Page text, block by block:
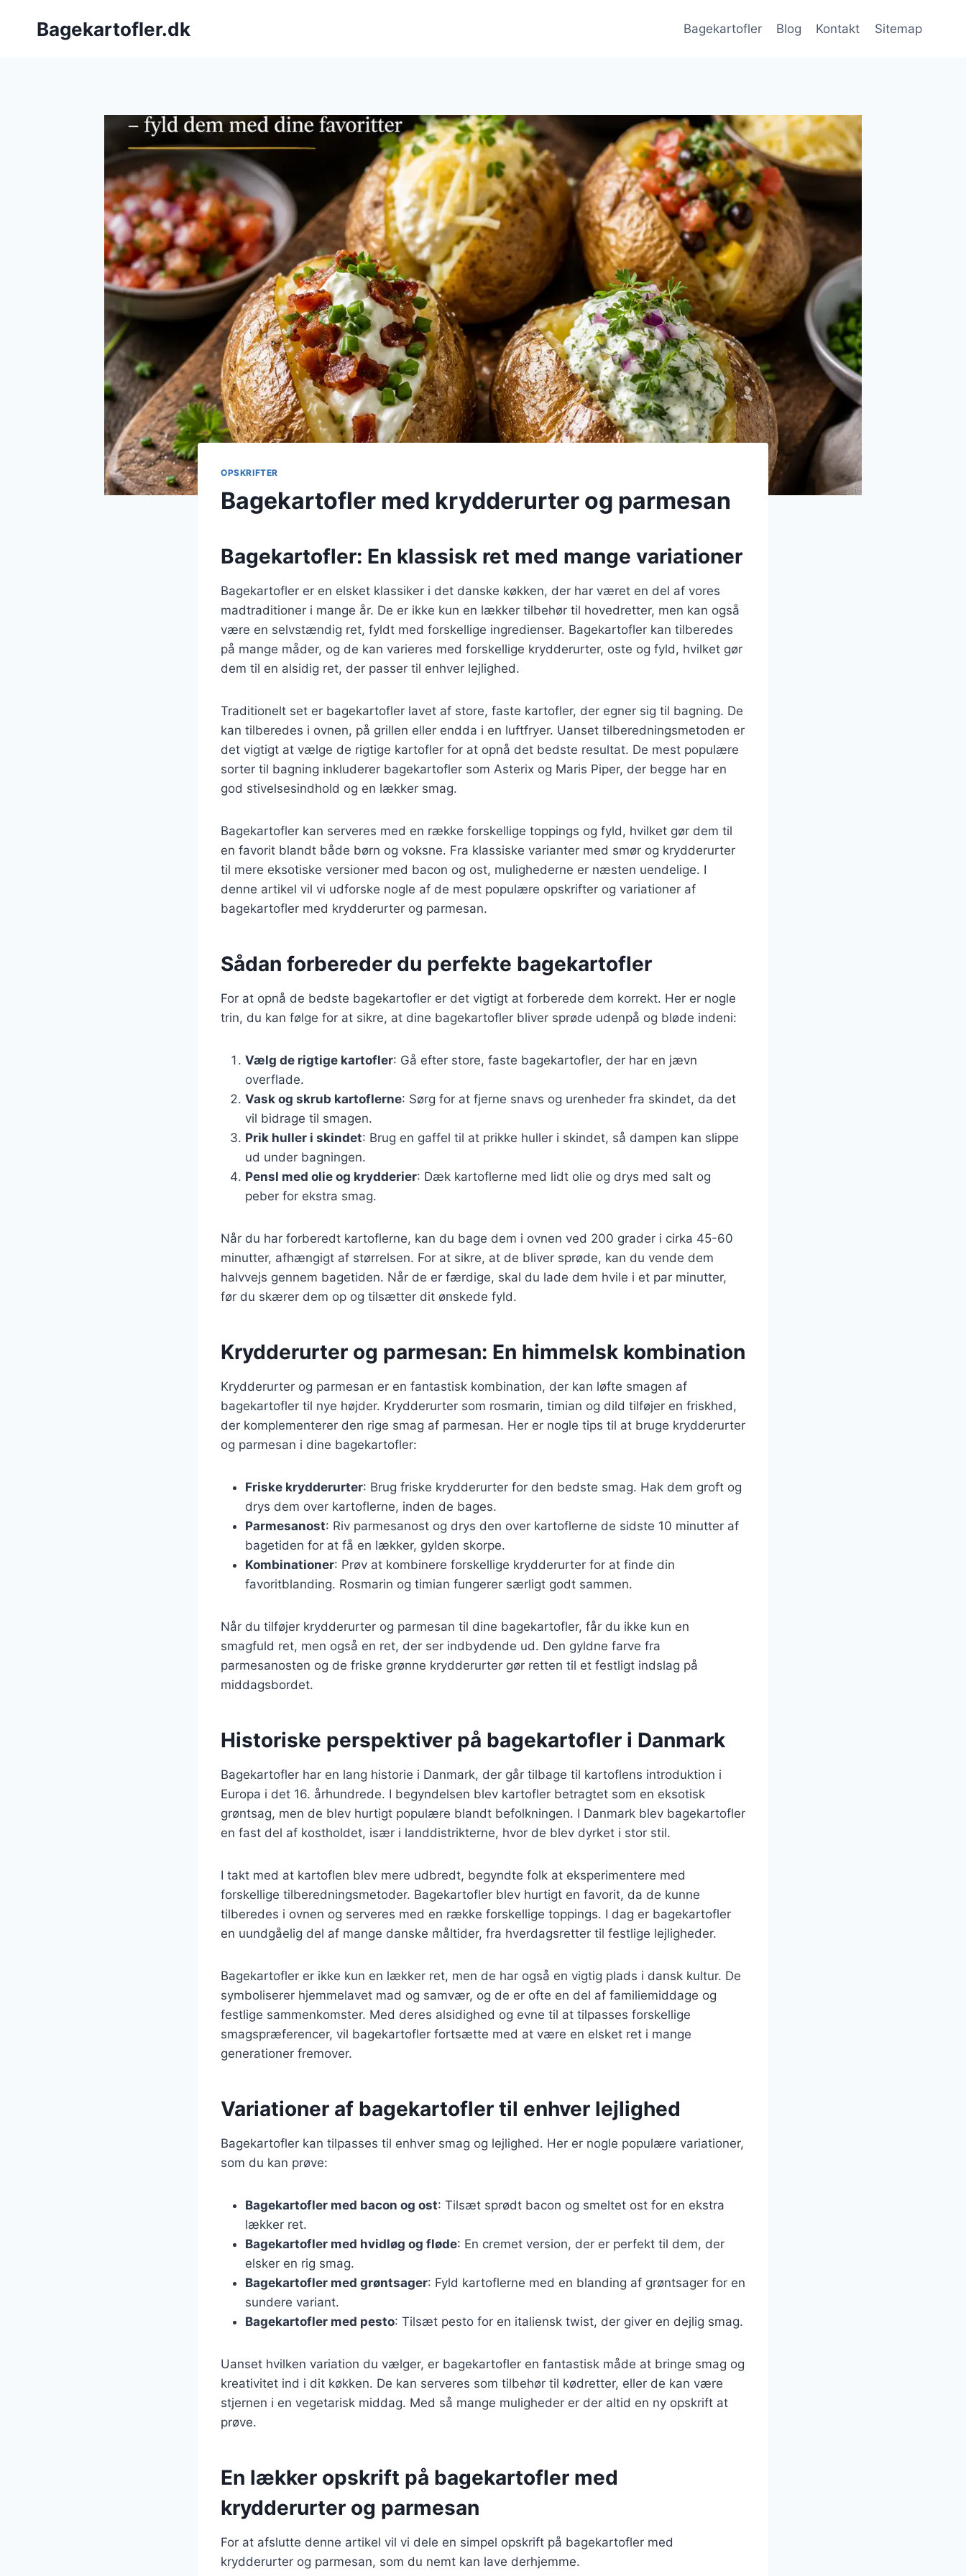
Bagekartofler.dk Bagekartofler Blog Kontakt Sitemap
OPSKRIFTER
Bagekartofler med krydderurter og parmesan
Bagekartofler: En klassisk ret med mange variationer
Bagekartofler er en elsket klassiker i det danske køkken, der har været en del af vores
madtraditioner i mange år. De er ikke kun en lækker tilbehør til hovedretter, men kan også
være en selvstændig ret, fyldt med forskellige ingredienser. Bagekartofler kan tilberedes
på mange måder, og de kan varieres med forskellige krydderurter, oste og fyld, hvilket gør
dem til en alsidig ret, der passer til enhver lejlighed.
Traditionelt set er bagekartofler lavet af store, faste kartofler, der egner sig til bagning. De
kan tilberedes i ovnen, på grillen eller endda i en luftfryer. Uanset tilberedningsmetoden er
det vigtigt at vælge de rigtige kartofler for at opnå det bedste resultat. De mest populære
sorter til bagning inkluderer bagekartofler som Asterix og Maris Piper, der begge har en
god stivelsesindhold og en lækker smag.
Bagekartofler kan serveres med en række forskellige toppings og fyld, hvilket gør dem til
en favorit blandt både børn og voksne. Fra klassiske varianter med smør og krydderurter
til mere eksotiske versioner med bacon og ost, mulighederne er næsten uendelige. I
denne artikel vil vi udforske nogle af de mest populære opskrifter og variationer af
bagekartofler med krydderurter og parmesan.
Sådan forbereder du perfekte bagekartofler
For at opnå de bedste bagekartofler er det vigtigt at forberede dem korrekt. Her er nogle
trin, du kan følge for at sikre, at dine bagekartofler bliver sprøde udenpå og bløde indeni:
Vælg de rigtige kartofler: Gå efter store, faste bagekartofler, der har en jævn
overflade.
Vask og skrub kartoflerne: Sørg for at fjerne snavs og urenheder fra skindet, da det
vil bidrage til smagen.
Prik huller i skindet: Brug en gaffel til at prikke huller i skindet, så dampen kan slippe
ud under bagningen.
Pensl med olie og krydderier: Dæk kartoflerne med lidt olie og drys med salt og
peber for ekstra smag.
Når du har forberedt kartoflerne, kan du bage dem i ovnen ved 200 grader i cirka 45-60
minutter, afhængigt af størrelsen. For at sikre, at de bliver sprøde, kan du vende dem
halvvejs gennem bagetiden. Når de er færdige, skal du lade dem hvile i et par minutter,
før du skærer dem op og tilsætter dit ønskede fyld.
Krydderurter og parmesan: En himmelsk kombination
Krydderurter og parmesan er en fantastisk kombination, der kan løfte smagen af
bagekartofler til nye højder. Krydderurter som rosmarin, timian og dild tilføjer en friskhed,
der komplementerer den rige smag af parmesan. Her er nogle tips til at bruge krydderurter
og parmesan i dine bagekartofler:
Friske krydderurter: Brug friske krydderurter for den bedste smag. Hak dem groft og
drys dem over kartoflerne, inden de bages.
Parmesanost: Riv parmesanost og drys den over kartoflerne de sidste 10 minutter af
bagetiden for at få en lækker, gylden skorpe.
Kombinationer: Prøv at kombinere forskellige krydderurter for at finde din
favoritblanding. Rosmarin og timian fungerer særligt godt sammen.
Når du tilføjer krydderurter og parmesan til dine bagekartofler, får du ikke kun en
smagfuld ret, men også en ret, der ser indbydende ud. Den gyldne farve fra
parmesanosten og de friske grønne krydderurter gør retten til et festligt indslag på
middagsbordet.
Historiske perspektiver på bagekartofler i Danmark
Bagekartofler har en lang historie i Danmark, der går tilbage til kartoflens introduktion i
Europa i det 16. århundrede. I begyndelsen blev kartofler betragtet som en eksotisk
grøntsag, men de blev hurtigt populære blandt befolkningen. I Danmark blev bagekartofler
en fast del af kostholdet, især i landdistrikterne, hvor de blev dyrket i stor stil.
I takt med at kartoflen blev mere udbredt, begyndte folk at eksperimentere med
forskellige tilberedningsmetoder. Bagekartofler blev hurtigt en favorit, da de kunne
tilberedes i ovnen og serveres med en række forskellige toppings. I dag er bagekartofler
en uundgåelig del af mange danske måltider, fra hverdagsretter til festlige lejligheder.
Bagekartofler er ikke kun en lækker ret, men de har også en vigtig plads i dansk kultur. De
symboliserer hjemmelavet mad og samvær, og de er ofte en del af familiemiddage og
festlige sammenkomster. Med deres alsidighed og evne til at tilpasses forskellige
smagspræferencer, vil bagekartofler fortsætte med at være en elsket ret i mange
generationer fremover.
Variationer af bagekartofler til enhver lejlighed
Bagekartofler kan tilpasses til enhver smag og lejlighed. Her er nogle populære variationer,
som du kan prøve:
Bagekartofler med bacon og ost: Tilsæt sprødt bacon og smeltet ost for en ekstra
lækker ret.
Bagekartofler med hvidløg og fløde: En cremet version, der er perfekt til dem, der
elsker en rig smag.
Bagekartofler med grøntsager: Fyld kartoflerne med en blanding af grøntsager for en
sundere variant.
Bagekartofler med pesto: Tilsæt pesto for en italiensk twist, der giver en dejlig smag.
Uanset hvilken variation du vælger, er bagekartofler en fantastisk måde at bringe smag og
kreativitet ind i dit køkken. De kan serveres som tilbehør til kødretter, eller de kan være
stjernen i en vegetarisk middag. Med så mange muligheder er der altid en ny opskrift at
prøve.
En lækker opskrift på bagekartofler med
krydderurter og parmesan
For at afslutte denne artikel vil vi dele en simpel opskrift på bagekartofler med
krydderurter og parmesan, som du nemt kan lave derhjemme.